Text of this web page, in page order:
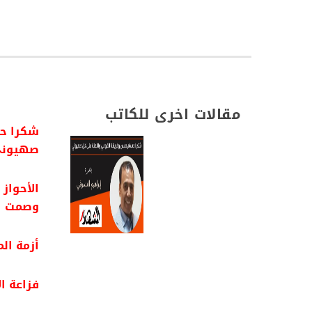
مقالات اخرى للكاتب
شكرا
وصمت
أزمة
فزاعة